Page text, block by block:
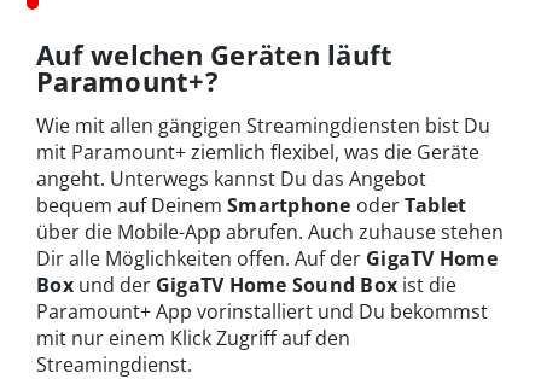
Auf welchen Geräten läuft
Paramount+?
Wie mit allen gängigen Streamingdiensten bist Du
mit Paramount+ ziemlich flexibel, was die Geräte
angeht. Unterwegs kannst Du das Angebot
bequem auf Deinem Smartphone oderTablet
über die Mobile-App abrufen. Auch zuhause stehen
Dir alle Möglichkeiten offen. Auf der GigaTV Home
Boxund der GigaTV Home Sound Box ist die
Paramount+ App vorinstalliert und Du bekommst
mit nur einem Klick Zugriff auf den
Streamingdienst.